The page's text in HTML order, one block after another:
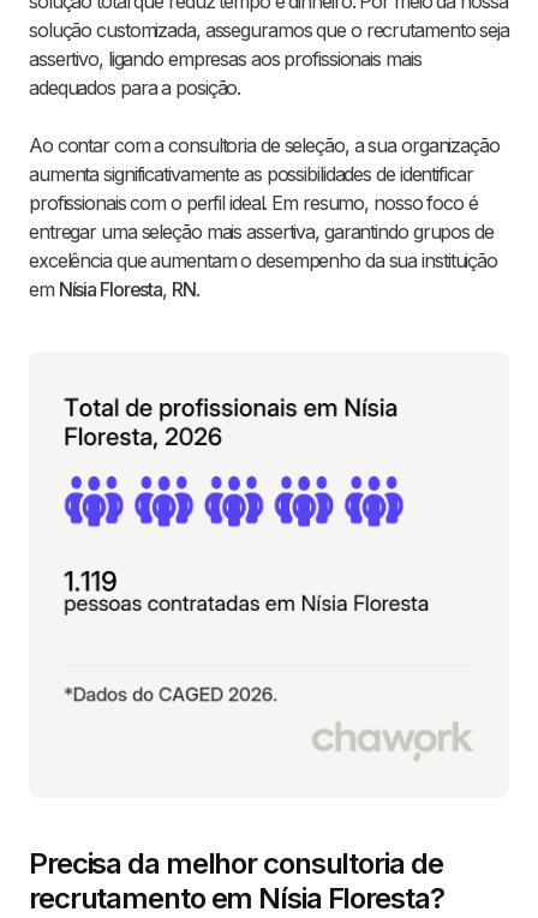
solução customizada, asseguramos que o recrutamento seja
assertivo, ligando empresas aos profissionais mais
adequados para a posição.
Ao contar com a consultoria de seleção, a sua organização
aumenta significativamente as possibilidades de identificar
profissionais com o perfil ideal. Em resumo, nosso foco é
entregar uma seleção mais assertiva, garantindo grupos de
excelência que aumentam o desempenho da sua instituição
em Nísia Floresta, RN.
Precisa da melhor consultoria de
recrutamento em Nísia Floresta?